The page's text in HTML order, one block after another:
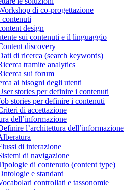
di co-progettazione
contenuti
design
sui contenuti e il linguaggio
discovery
di ricerca (search keywords)
tramite analytics
sui forum
ai bisogni degli utenti
stories per definire i contenuti
stories per definire i contenuti
di accettazione
dell’informazione
l’architettura dell’informazione
di interazione
di navigazione
di contenuto (content type)
e standard
controllati e tassonomie